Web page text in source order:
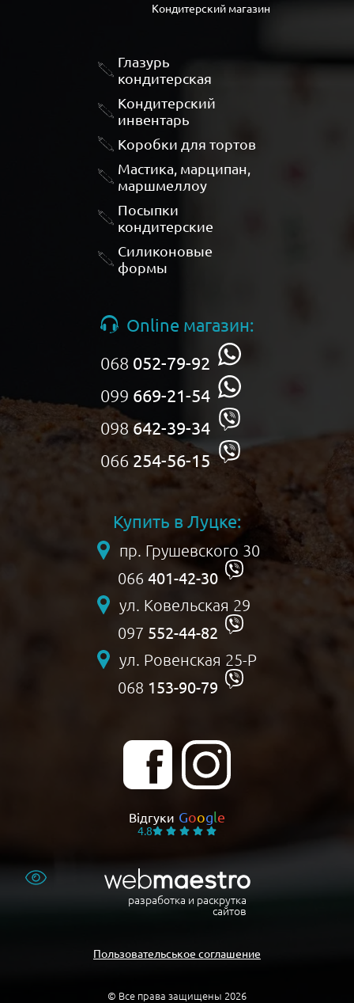
Кондитерский магазин
Відгуки Google
4.8
Глазурь
кондитерская
Кондитерский
инвентарь
Коробки для тортов
Мастика, марципан,
маршмеллоу
Посыпки
кондитерские
Силиконовые
формы
Online магазин:
068 052-79-92
099 669-21-54
098 642-39-34
066 254-56-15
Купить в Луцке:
пр. Грушевского 30
066 401-42-30
ул. Ковельская 29
097 552-44-82
ул. Ровенская 25-Р
068 153-90-79
разработка и раскрутка
сайтов
Пользовательськое соглашение
© Все права защищены 2026